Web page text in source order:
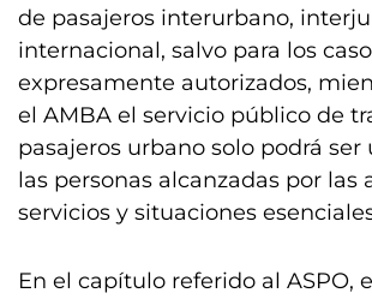
de pasajeros interurbano,
internacional, salvo para los
expresamente autorizados,
el AMBA el servicio público de
pasajeros urbano solo podrá
las personas alcanzadas por las
servicios y situaciones
En el capítulo referido al ASPO,